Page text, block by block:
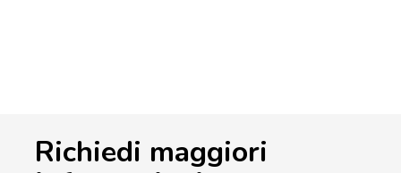
Richiedi maggiori